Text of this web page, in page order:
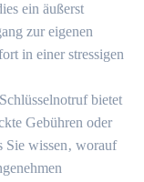
ein äußerst
zur eigenen
in einer stressigen
bietet
Gebühren oder
Sie wissen‚ worauf